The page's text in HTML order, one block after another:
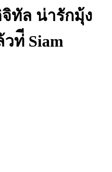
ทัล น่ารักมุ้ง
ท่ี Siam